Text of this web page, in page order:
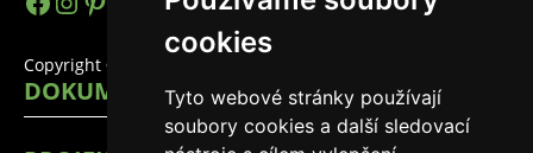
cookies
Tyto webové stránky používají
soubory cookies a další sledovací
https://www.facebook.com/
Instagram
Pinterest
YouTube
LinkedIn
TikTok
Copyright © 2026 EasyHomes
DOKUMENTY